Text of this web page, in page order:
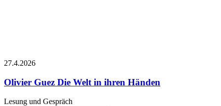
27.4.2026
Olivier Guez Die Welt in ihren Händen
Lesung und Gespräch